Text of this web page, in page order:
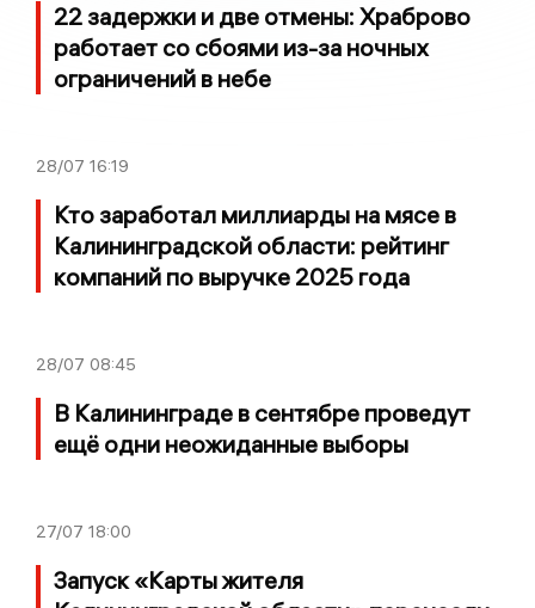
22 задержки и две отмены: Храброво
работает со сбоями из-за ночных
ограничений в небе
28/07 16:19
Кто заработал миллиарды на мясе в
Калининградской области: рейтинг
компаний по выручке 2025 года
28/07 08:45
В Калининграде в сентябре проведут
ещё одни неожиданные выборы
27/07 18:00
Запуск «Карты жителя